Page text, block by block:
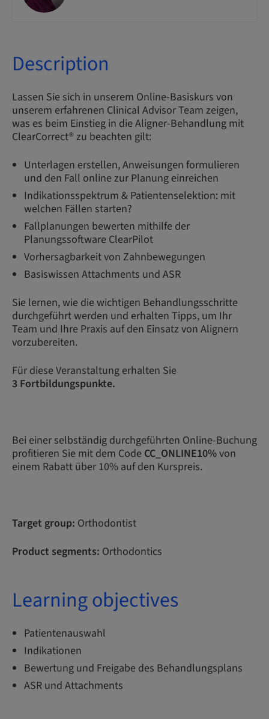
Description
Lassen Sie sich in unserem Online-Basiskurs von
unserem erfahrenen Clinical Advisor Team zeigen,
was es beim Einstieg in die Aligner-Behandlung mit
ClearCorrect® zu beachten gilt:
Unterlagen erstellen, Anweisungen formulieren
und den Fall online zur Planung einreichen
Indikationsspektrum & Patientenselektion: mit
welchen Fällen starten?
Fallplanungen bewerten mithilfe der
Planungssoftware ClearPilot
Vorhersagbarkeit von Zahnbewegungen
Basiswissen Attachments und ASR
Sie lernen, wie die wichtigen Behandlungsschritte
durchgeführt werden und erhalten Tipps, um Ihr
Team und Ihre Praxis auf den Einsatz von Alignern
vorzubereiten.
Für diese Veranstaltung erhalten Sie
3 Fortbildungspunkte.
Bei einer selbständig durchgeführten Online-Buchung
profitieren Sie mit dem Code CC_ONLINE10%von
einem Rabatt über 10% auf den Kurspreis.
Target group: Orthodontist
Product segments: Orthodontics
Learning objectives
Patientenauswahl
Indikationen
Bewertung und Freigabe des Behandlungsplans
ASR und Attachments